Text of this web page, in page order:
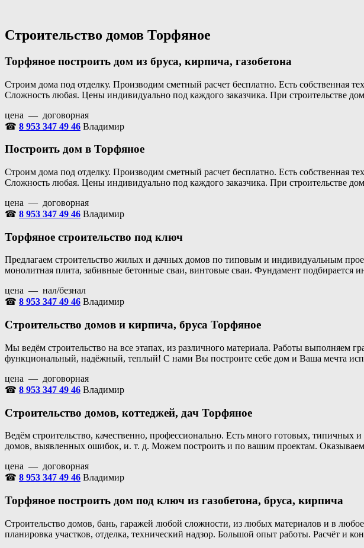
содержимому
Строительство домов Торфяное
Торфяное построить дом из бруса, кирпича, газобетона
Строим дома под отделку. Производим сметный расчет бесплатно. Есть собственная
Сложность любая. Цены индивидуально под каждого заказчика. При строительстве
цена — договорная
☎ 8 953 347 49 46 Владимир
Построить дом в Торфяное
Строим дома под отделку. Производим сметный расчет бесплатно. Есть собственная
Сложность любая. Цены индивидуально под каждого заказчика. При строительстве
цена — договорная
☎ 8 953 347 49 46 Владимир
Торфяное строительство под ключ
Предлагаем строительство жилых и дачных домов по типовым и индивидуальным
монолитная плита, забивные бетонные сваи, винтовые сваи. Фундамент подбирается
цена — нал/безнал
☎ 8 953 347 49 46 Владимир
Строительство домов и кирпича, бруса Торфяное
Мы ведём строительство на все этапах, из различного материала. Работы выполняем
функциональный, надёжный, теплый! С нами Вы построите себе дом и Ваша мечта
цена — договорная
☎ 8 953 347 49 46 Владимир
Строительство домов, коттеджей, дач Торфяное
Ведём строительство, качественно, профессионально. Есть много готовых,
домов, выявленных ошибок, и. т. д. Можем построить и по вашим проектам.
цена — договорная
☎ 8 953 347 49 46 Владимир
Торфяное построить дом под ключ из газобетона, бруса, кирпича
Строительство домов, бань, гаражей любой сложности, из любых материалов и в
планировка участков, отделка, технический надзор. Большой опыт работы. Расчёт и